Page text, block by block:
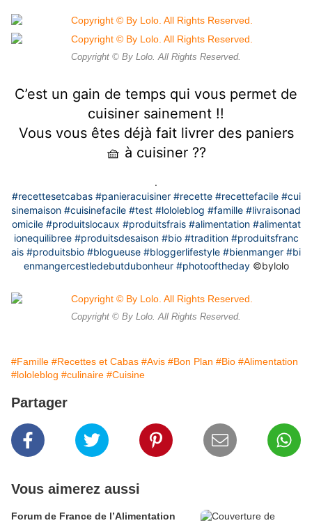
Copyright © By Lolo. All Rights Reserved.
C’est un gain de temps qui vous permet de
cuisiner sainement !!
Vous vous êtes déjà fait livrer des paniers
🧺 à cuisiner ??
.
#recettesetcabas #panieracuisiner #recette #recettefacile #cui
sinemaison #cuisinefacile #test #lololeblog #famille #livraisonad
omicile #produitslocaux #produitsfrais #alimentation #alimentat
ionequilibree #produitsdesaison #bio #tradition #produitsfranc
ais #produitsbio #blogueuse #bloggerlifestyle #bienmanger #bi
enmangercestledebutdubonheur #photooftheday ©️bylolo
Copyright © By Lolo. All Rights Reserved.
#Famille #Recettes et Cabas #Avis #Bon Plan #Bio #Alimentation
#lololeblog #culinaire #Cuisine
Partager
Vous aimerez aussi
Forum de France de l’Alimentation